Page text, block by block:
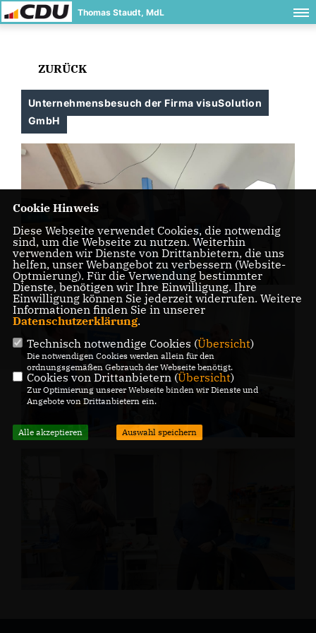
Thomas Staudt, MdL
ZURÜCK
Unternehmensbesuch der Firma visuSolution
GmbH
Cookie Hinweis
Diese Webseite verwendet Cookies, die notwendig
sind, um die Webseite zu nutzen. Weiterhin
verwenden wir Dienste von Drittanbietern, die uns
helfen, unser Webangebot zu verbessern (Website-
Optmierung). Für die Verwendung bestimmter
Dienste, benötigen wir Ihre Einwilligung. Ihre
Einwilligung können Sie jederzeit widerrufen. Weitere
Informationen finden Sie in unserer
Datenschutzerklärung.
Technisch notwendige Cookies (Übersicht)
Die notwendigen Cookies werden allein für den
ordnungsgemäßen Gebrauch der Webseite benötigt.
Cookies von Drittanbietern (Übersicht)
Zur Optimierung unserer Webseite binden wir Dienste und
Angebote von Drittanbietern ein.
Alle akzeptieren Auswahl speichern